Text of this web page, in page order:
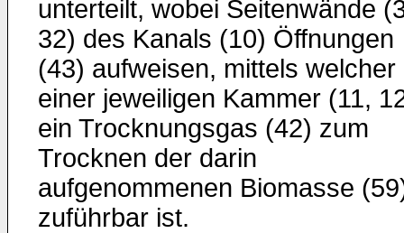
unterteilt, wobei Seitenwände
32) des Kanals (10) Öffnungen
(43) aufweisen, mittels welcher
einer jeweiligen Kammer (11,
ein Trocknungsgas (42) zum
Trocknen der darin
aufgenommenen Biomasse
zuführbar ist.